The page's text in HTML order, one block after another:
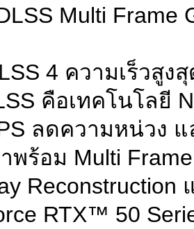
Multi Frame
4 ความเร็วสู
คือเทคโนโลยี
ลดความหน่วง
พร้อม Multi
RTX™ 50